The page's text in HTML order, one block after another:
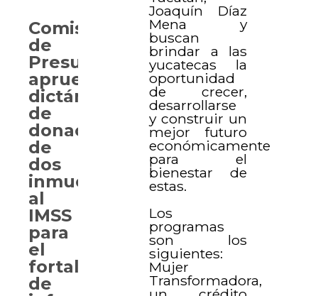
Joaquín Díaz
Mena y
buscan
brindar a las
yucatecas la
oportunidad
de crecer,
desarrollarse
y construir un
mejor futuro
económicamente
para el
bienestar de
estas.
Los
programas
son los
siguientes:
Mujer
Transformadora,
Comisión
de
Presupuesto
aprueba
dictámenes
de
donación
de
dos
inmuebles
al
IMSS
para
el
fortalecimiento
de